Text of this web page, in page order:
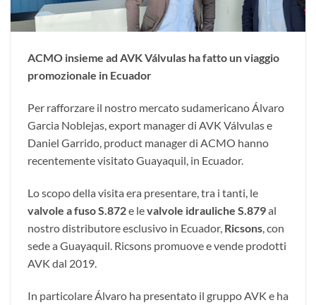
ACMO insieme ad AVK Válvulas ha fatto un viaggio
promozionale in Ecuador
Per rafforzare il nostro mercato sudamericano Álvaro
Garcia Noblejas, export manager di AVK Válvulas e
Daniel Garrido, product manager di ACMO hanno
recentemente visitato Guayaquil, in Ecuador.
Lo scopo della visita era presentare, tra i tanti, le
valvole a fuso S.872e levalvole idrauliche S.879al
nostro distributore esclusivo in Ecuador, Ricsons, con
sede a Guayaquil. Ricsons promuove e vende prodotti
AVK dal 2019.
In particolare Álvaro ha presentato il gruppo AVK e ha